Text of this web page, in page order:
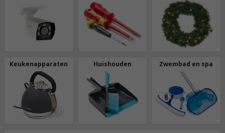
Keukenapparaten Huishouden Zwembad en spa